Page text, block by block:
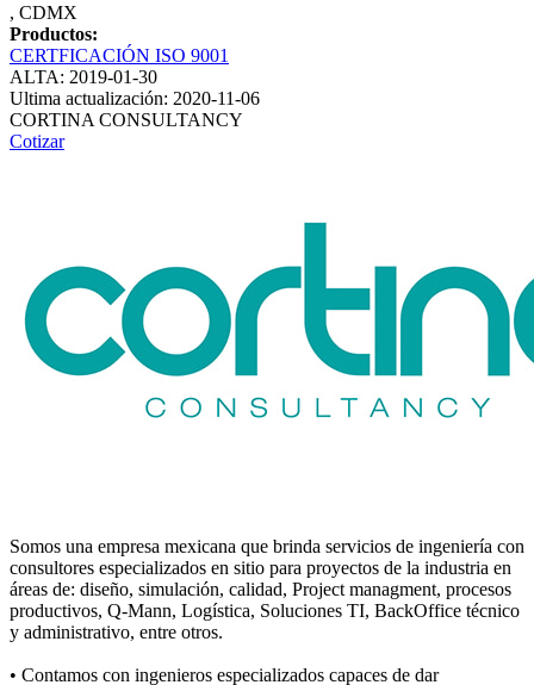
, CDMX
Productos:
CERTFICACIÓN ISO 9001
ALTA: 2019-01-30
Ultima actualización: 2020-11-06
CORTINA CONSULTANCY
Cotizar
Somos una empresa mexicana que brinda servicios de ingeniería con
consultores especializados en sitio para proyectos de la industria en
áreas de: diseño, simulación, calidad, Project managment, procesos
productivos, Q-Mann, Logística, Soluciones TI, BackOffice técnico
y administrativo, entre otros.
• Contamos con ingenieros especializados capaces de dar